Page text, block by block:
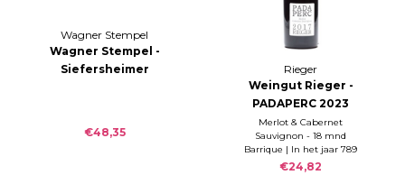
Wagner Stempel
Wagner Stempel -
Siefersheimer
€48,35
Rieger
Weingut Rieger -
PADAPERC 2023
Merlot & Cabernet
Sauvignon - 18 mnd
Barrique | In het jaar 789
was Padaperc de naam
€24,82